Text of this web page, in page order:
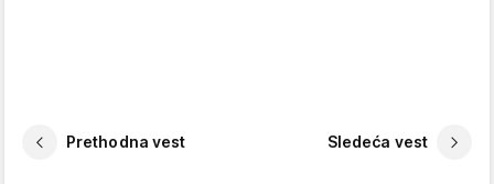
Prethodna vest Sledeća vest